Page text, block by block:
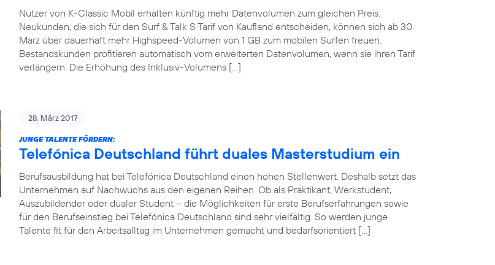
Nutzer von K-Classic Mobil erhalten künftig mehr Datenvolumen zum gleichen Preis:
Neukunden, die sich für den Surf & Talk S Tarif von Kaufland entscheiden, können sich ab 30.
März über dauerhaft mehr Highspeed-Volumen von 1 GB zum mobilen Surfen freuen.
Bestandskunden profitieren automatisch vom erweiterten Datenvolumen, wenn sie ihren Tarif
verlängern. Die Erhöhung des Inklusiv-Volumens […]
28. März 2017
JUNGE TALENTE FÖRDERN:
Telefónica Deutschland führt duales Masterstudium ein
Berufsausbildung hat bei Telefónica Deutschland einen hohen Stellenwert. Deshalb setzt das
Unternehmen auf Nachwuchs aus den eigenen Reihen. Ob als Praktikant, Werkstudent,
Auszubildender oder dualer Student – die Möglichkeiten für erste Berufserfahrungen sowie
für den Berufseinstieg bei Telefónica Deutschland sind sehr vielfältig. So werden junge
Talente fit für den Arbeitsalltag im Unternehmen gemacht und bedarfsorientiert […]